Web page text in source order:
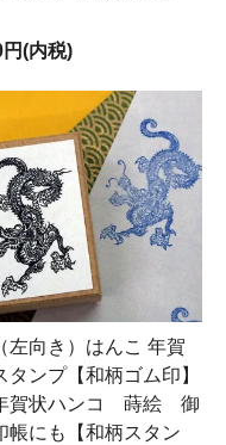
(内税)
左向き）はんこ 年賀
タンプ【和柄ゴム印】
賀状ハンコ 蒔絵 御
帳にも【和柄スタン